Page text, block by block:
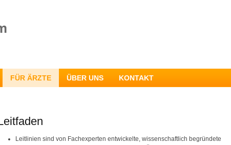
FÜR ÄRZTE ÜBER UNS KONTAKT
Leitlinien sind von Fachexperten entwickelte, wissenschaftlich begründete